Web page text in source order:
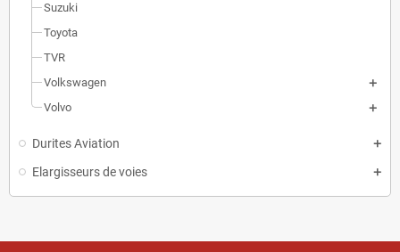
Suzuki
Toyota
TVR
Volkswagen
Volvo
Durites Aviation
Elargisseurs de voies